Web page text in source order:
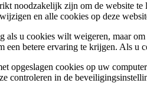
noodzakelijk zijn om de website
en alle cookies op deze
als u cookies wilt weigeren, maar
een betere ervaring te krijgen. Als
opgeslagen cookies op uw
controleren in de